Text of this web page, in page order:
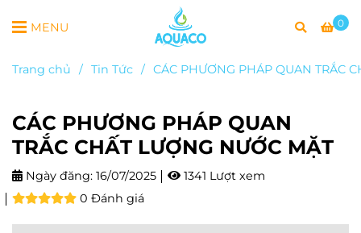
0
MENU
Trang chủ / Tin Tức / CÁC PHƯƠNG PHÁP QUAN TRẮC
CÁC PHƯƠNG PHÁP QUAN
TRẮC CHẤT LƯỢNG NƯỚC MẶT
Ngày đăng: 16/07/2025
1341 Lượt xem
0 Đánh giá